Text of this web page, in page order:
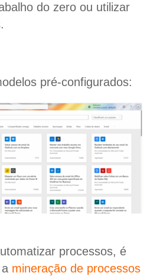
do zero ou utilizar
pré-configurados:
processos, é
mineração de processos